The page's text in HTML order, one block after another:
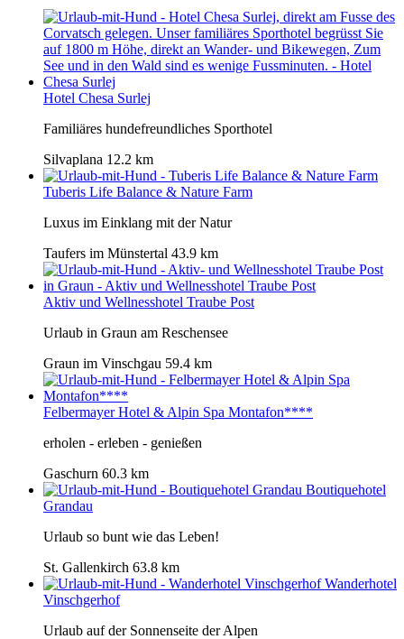
Hotel Chesa Surlej
Familiäres hundefreundliches Sporthotel
Silvaplana 12.2 km
Tuberis Life Balance & Nature Farm
Luxus im Einklang mit der Natur
Taufers im Münstertal 43.9 km
Aktiv und Wellnesshotel Traube Post
Urlaub in Graun am Reschensee
Graun im Vinschgau 59.4 km
Felbermayer Hotel & Alpin Spa Montafon****
erholen - erleben - genießen
Gaschurn 60.3 km
Boutiquehotel
Grandau
Urlaub so bunt wie das Leben!
St. Gallenkirch 63.8 km
Wanderhotel
Vinschgerhof
Urlaub auf der Sonnenseite der Alpen